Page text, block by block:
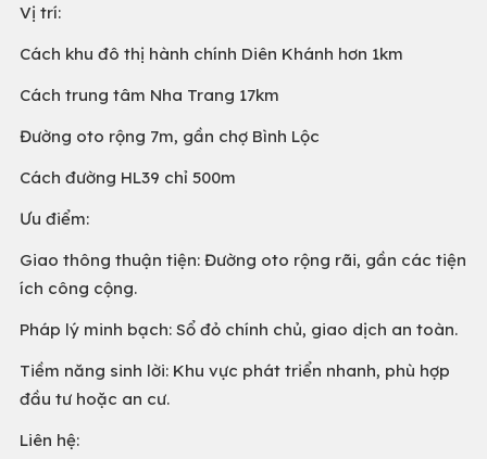
Vị trí:
Cách khu đô thị hành chính Diên Khánh hơn 1km
Cách trung tâm Nha Trang 17km
Đường oto rộng 7m, gần chợ Bình Lộc
Cách đường HL39 chỉ 500m
Ưu điểm:
Giao thông thuận tiện: Đường oto rộng rãi, gần các tiện
ích công cộng.
Pháp lý minh bạch: Sổ đỏ chính chủ, giao dịch an toàn.
Tiềm năng sinh lời: Khu vực phát triển nhanh, phù hợp
đầu tư hoặc an cư.
Liên hệ: